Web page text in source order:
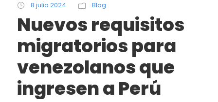
8 julio 2024 Blog
Nuevos requisitos
migratorios para
venezolanos que
ingresen a Perú